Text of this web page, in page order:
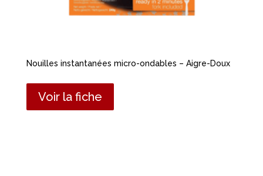
Nouilles instantanées micro-ondables – Aigre-Doux
Voir la fiche